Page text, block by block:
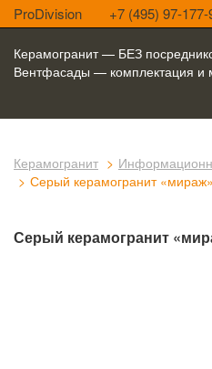
ProDivision +7 (495) 97-177-
Керамогранит — БЕЗ
Вентфасады — комплектация и
Керамогранит
Серый керамогранит «мираж»
Серый керамогранит